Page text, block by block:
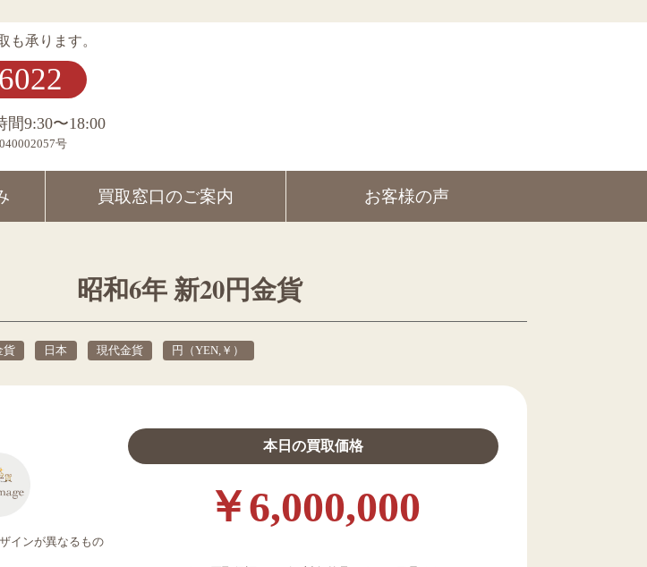
も承ります。
間9:30〜18:00
号
買取窓口のご案内 お客様の声
昭和6年 新20円金貨
貨 日本 現代金貨 円（YEN,￥）
インが異なるもの
本日の買取価格
￥6,000,000